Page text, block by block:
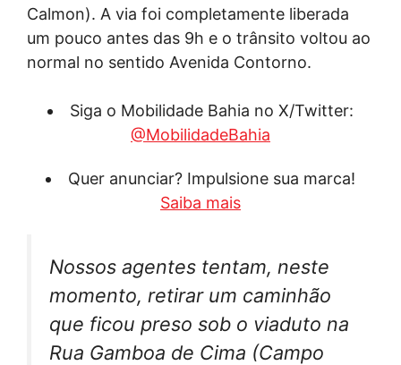
Calmon). A via foi completamente liberada
um pouco antes das 9h e o trânsito voltou ao
normal no sentido Avenida Contorno.
Siga o Mobilidade Bahia no X/Twitter:
@MobilidadeBahia
Quer anunciar? Impulsione sua marca!
Saiba mais
Nossos agentes tentam, neste
momento, retirar um caminhão
que ficou preso sob o viaduto na
Rua Gamboa de Cima (Campo